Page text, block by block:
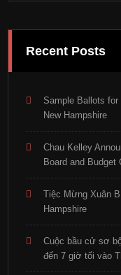
Recent Posts
Sample Ballots
New Hampshire
Chau Kelley
Board and Budget
Tiệc Mừng Xuân
Hampshire
Cuộc bầu cử sơ
đến 7 giờ tối vào